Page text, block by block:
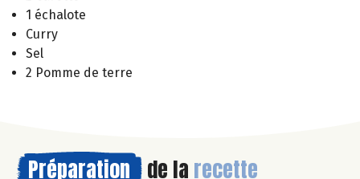
1 échalote
Curry
Sel
2 Pomme de terre
Préparation de la recette